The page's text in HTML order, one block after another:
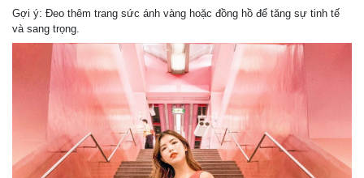
Gợi ý: Đeo thêm trang sức ánh vàng hoặc đồng hồ để tăng sự tinh tế
và sang trọng.